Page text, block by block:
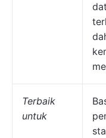
Terbaik
untuk